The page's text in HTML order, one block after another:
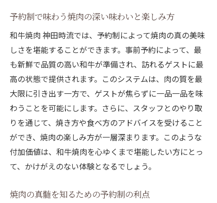
予約制で味わう焼肉の深い味わいと楽しみ方
和牛焼肉 神田時流では、予約制によって焼肉の真の美味
しさを堪能することができます。事前予約によって、最
も新鮮で品質の高い和牛が準備され、訪れるゲストに最
高の状態で提供されます。このシステムは、肉の質を最
大限に引き出す一方で、ゲストが焦らずに一品一品を味
わうことを可能にします。さらに、スタッフとのやり取
りを通じて、焼き方や食べ方のアドバイスを受けること
ができ、焼肉の楽しみ方が一層深まります。このような
付加価値は、和牛焼肉を心ゆくまで堪能したい方にとっ
て、かけがえのない体験となるでしょう。
焼肉の真髄を知るための予約制の利点